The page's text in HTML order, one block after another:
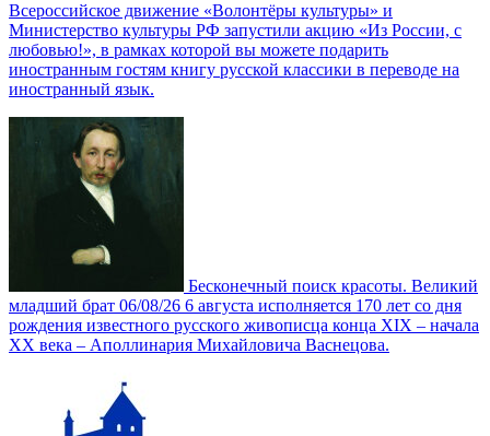
Всероссийское движение «Волонтёры культуры» и
Министерство культуры РФ запустили акцию «Из России, с
любовью!», в рамках которой вы можете подарить
иностранным гостям книгу русской классики в переводе на
иностранный язык.
Бесконечный поиск красоты. Великий
младший брат 06/08/26 6 августа исполняется 170 лет со дня
рождения известного русского живописца конца XIX – начала
XX века ‒ Аполлинария Михайловича Васнецова.